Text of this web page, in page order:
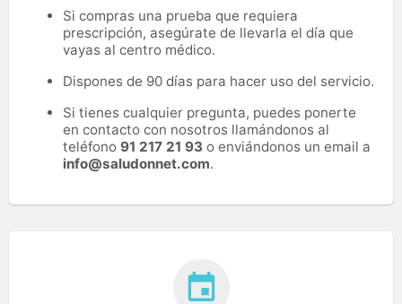
Si compras una prueba que requiera
prescripción, asegúrate de llevarla el día que
vayas al centro médico.
Dispones de 90 días para hacer uso del servicio.
Si tienes cualquier pregunta, puedes ponerte
en contacto con nosotros llamándonos al
teléfono 91 217 21 93 o enviándonos un email a
info@saludonnet.com.